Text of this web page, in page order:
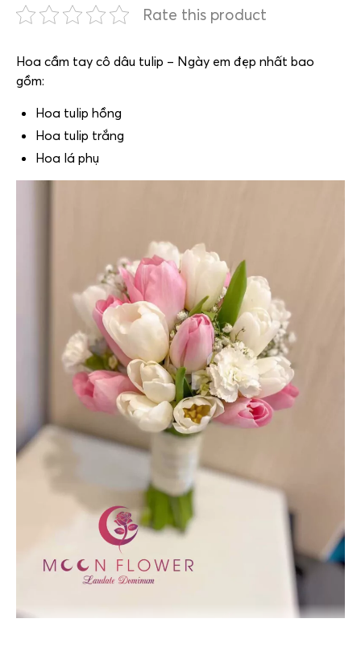
Rate this product
Hoa cầm tay cô dâu tulip – Ngày em đẹp nhất bao
gồm:
Hoa tulip hồng
Hoa tulip trắng
Hoa lá phụ